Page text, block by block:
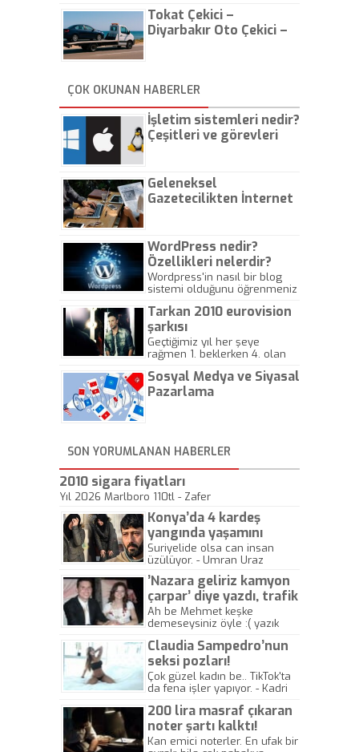
Tokat Çekici –
Diyarbakır Oto Çekici –
ÇOK OKUNAN HABERLER
İşletim sistemleri nedir?
Çeşitleri ve görevleri
Geleneksel
Gazetecilikten İnternet
WordPress nedir?
Özellikleri nelerdir?
Wordpress'in nasıl bir blog
sistemi olduğunu öğrenmeniz
Tarkan 2010 eurovision
şarkısı
Geçtiğimiz yıl her şeye
rağmen 1. beklerken 4. olan
gösterisinin bu yarışmada
önemli olmadığını anlamıştır.
Sosyal Medya ve Siyasal
Pazarlama
SON YORUMLANAN HABERLER
2010 sigara fiyatları
Yıl 2026 Marlboro 110tl - Zafer
Konya’da 4 kardeş
yangında yaşamını
yitirdi
Suriyelide olsa can insan
üzülüyor. - Umran Uraz
’Nazara geliriz kamyon
çarpar’ diye yazdı, trafik
kazasında öldü!
Ah be Mehmet keşke
demeseysiniz öyle :( yazık
Claudia Sampedro’nun
seksi pozları!
Çok güzel kadın be.. TikTok'ta
da fena işler yapıyor. - Kadri
200 lira masraf çıkaran
noter şartı kalktı!
Kan emici noterler. En ufak bir